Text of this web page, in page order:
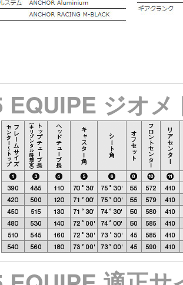
EQUIPE ジオメ